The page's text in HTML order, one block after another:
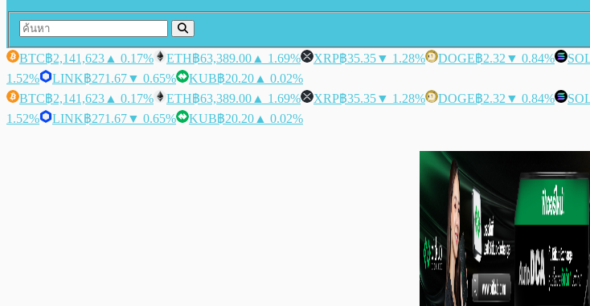
BTC฿2,141,623 ▲ 0.17% ETH฿63,389.00 ▲ 1.69% XRP฿35.35▼ 1.28% DOGE฿2.32 ▼ 0.84%
1.52%
LINK฿271.67▼ 0.65% KUB฿20.20 ▲ 0.02%
BTC฿2,141,623 ▲ 0.17% ETH฿63,389.00 ▲ 1.69% XRP฿35.35▼ 1.28% DOGE฿2.32 ▼ 0.84%
1.52%
LINK฿271.67▼ 0.65% KUB฿20.20 ▲ 0.02%